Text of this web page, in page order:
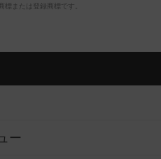
または登録商標です。
ー